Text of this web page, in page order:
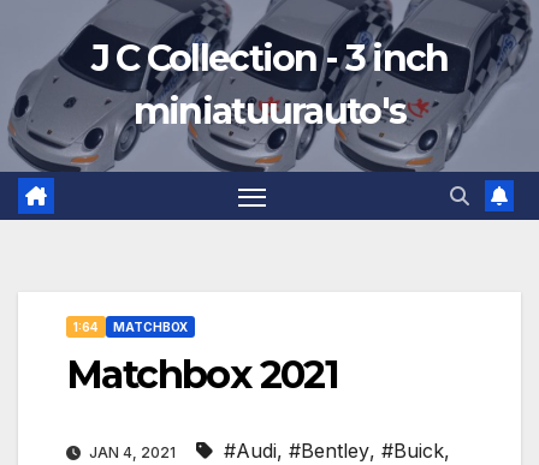
de
inhoud
J C Collection - 3 inch
miniatuurauto's
1:64 MATCHBOX
Matchbox 2021
JAN 4, 2021 #Audi, #Bentley, #Buick,